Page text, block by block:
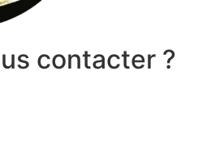
contacter ?